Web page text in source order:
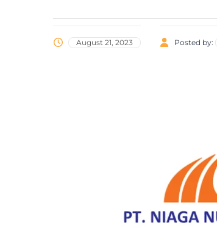
August 21, 2023 Posted by: